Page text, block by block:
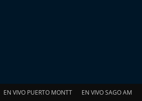
EN VIVO PUERTO MONTT EN VIVO SAGO AM